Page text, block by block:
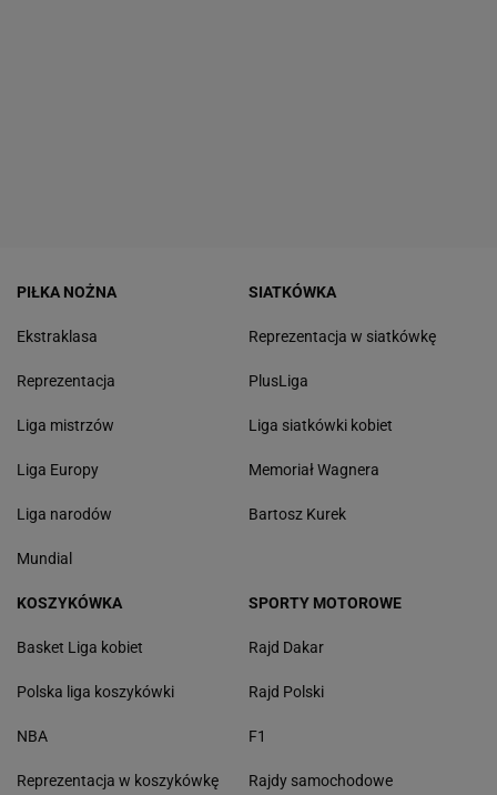
PIŁKA NOŻNA
Ekstraklasa
Reprezentacja
Liga mistrzów
Liga Europy
Liga narodów
Mundial
SIATKÓWKA
Reprezentacja w siatkówkę
PlusLiga
Liga siatkówki kobiet
Memoriał Wagnera
Bartosz Kurek
KOSZYKÓWKA
Basket Liga kobiet
Polska liga koszykówki
NBA
Reprezentacja w koszykówkę
SPORTY MOTOROWE
Rajd Dakar
Rajd Polski
F1
Rajdy samochodowe